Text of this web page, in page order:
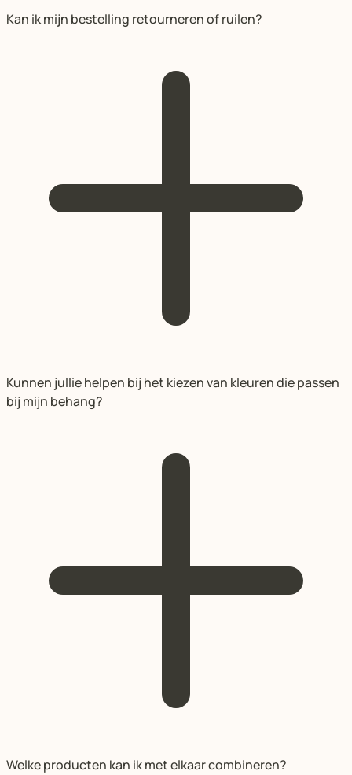
Kan ik mijn bestelling retourneren of ruilen?
Kunnen jullie helpen bij het kiezen van kleuren die passen
bij mijn behang?
Welke producten kan ik met elkaar combineren?